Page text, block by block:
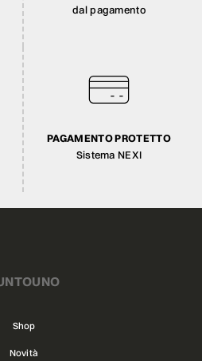
dal pagamento
PAGAMENTO PROTETTO
Sistema NEXI
Shop
Novità